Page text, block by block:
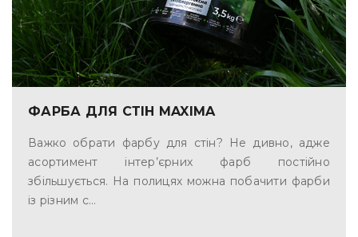
ФАРБА ДЛЯ СТІН MAXIMA
Важко обрати фарбу для стін? Не дивно, адже
асортимент інтер’єрних фарб постійно
збільшується. На полицях можна побачити фарби
із різним с...